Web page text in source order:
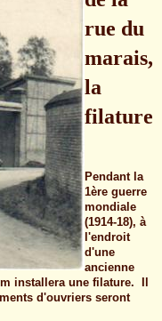
rue du
marais,
la
filature
Pendant la
1ère guerre
mondiale
(1914-18), à
l'endroit
d'une
ancienne
installera une filature. Il
d'ouvriers seront